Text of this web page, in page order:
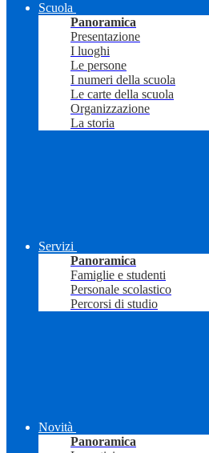
Scuola
Panoramica
Presentazione
I luoghi
Le persone
I numeri della scuola
Le carte della scuola
Organizzazione
La storia
Servizi
Panoramica
Famiglie e studenti
Personale scolastico
Percorsi di studio
Novità
Panoramica